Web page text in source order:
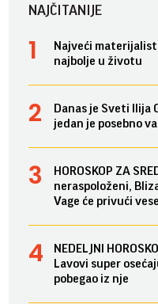
NAJČITANIJE
Najveći
najbolje u životu
Danas je Sveti Ilija
jedan je posebno
HOROSKOP ZA
neraspoloženi,
Vage će privući
NEDELJNI
Lavovi super
pobegao iz nje